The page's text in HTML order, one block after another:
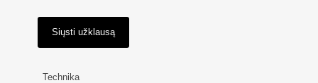
Siųsti užklausą
Technika